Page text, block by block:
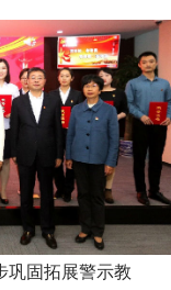
巩固拓展警示教